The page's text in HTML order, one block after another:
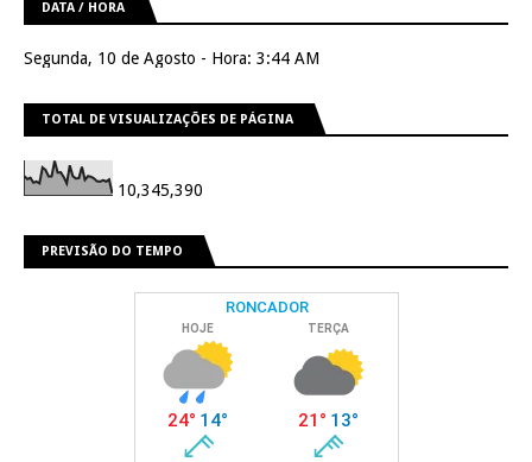
DATA / HORA
Segunda, 10 de Agosto - Hora: 3:44 AM
TOTAL DE VISUALIZAÇÕES DE PÁGINA
10,345,390
PREVISÃO DO TEMPO